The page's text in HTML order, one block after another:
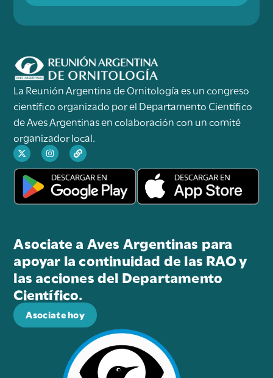
La Reunión Argentina de Ornitología es un congreso
científico organizado por el Departamento Científico
de Aves Argentinas en colaboración con un comité
organizador local.
Asociate a Aves Argentinas para
apoyar la continuidad de las RAO y
las acciones del Departamento
Científico.
Asociate hoy